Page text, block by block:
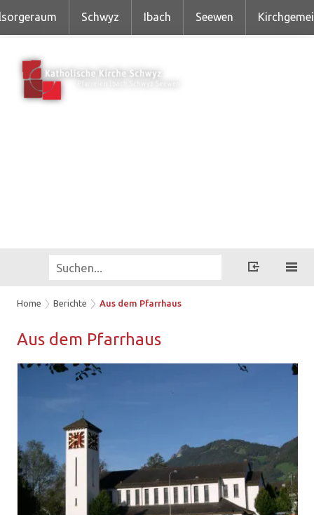
Schwyz Ibach Seewen
Home Berichte Aus dem Pfarrhaus
Aus dem Pfarr­haus